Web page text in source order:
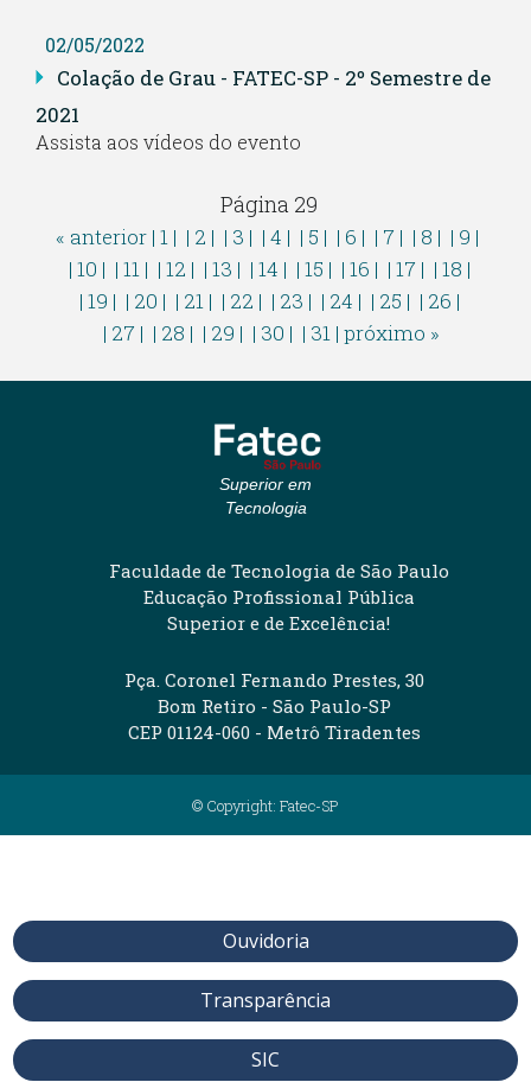
02/05/2022
Colação de Grau - FATEC-SP - 2º Semestre de
2021
Assista aos vídeos do evento
Página 29
« anterior| 1 | | 2 | | 3 | | 4 | | 5 | | 6 | | 7 | | 8 | | 9 |
| 10 | | 11 | | 12 | | 13 | | 14 | | 15 | | 16 | | 17 | | 18 |
| 19 | | 20 | | 21 | | 22 | | 23 | | 24 | | 25 | | 26 |
| 27 | | 28 | | 29 | | 30 | | 31 |próximo »
Superior em
Tecnologia
Faculdade de Tecnologia de São Paulo
Educação Profissional Pública
Superior e de Excelência!
Pça. Coronel Fernando Prestes, 30
Bom Retiro - São Paulo-SP
CEP 01124-060 - Metrô Tiradentes
© Copyright: Fatec-SP
Ouvidoria
Transparência
SIC